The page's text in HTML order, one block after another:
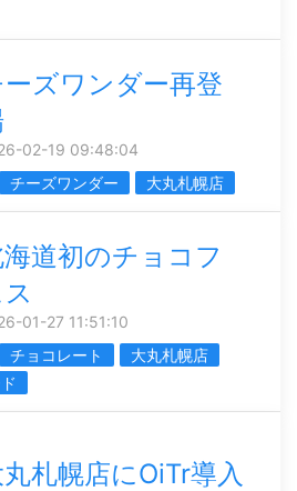
ズワンダー再登
02-19 09:48:04
チーズワンダー 大丸札幌店
道初のチョコフ
01-27 11:51:10
チョコレート
大丸札幌店
札幌店にOiTr導入